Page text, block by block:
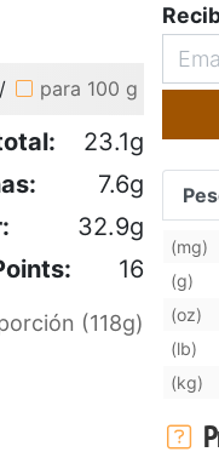
/ para 100 g
23.1g
7.6g
32.9g
16
(118g)
(mg)
(g)
(oz)
(lb)
(kg)